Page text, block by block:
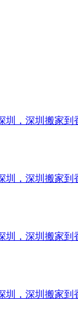
，深圳搬家到
，深圳搬家到
，深圳搬家到
，深圳搬家到